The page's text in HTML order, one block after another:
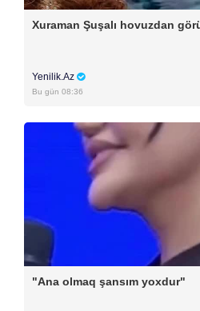
Xuraman Şuşalı hovuzdan
Yenilik.Az
Bu gün 08:36
"Ana olmaq şansım yoxdur"